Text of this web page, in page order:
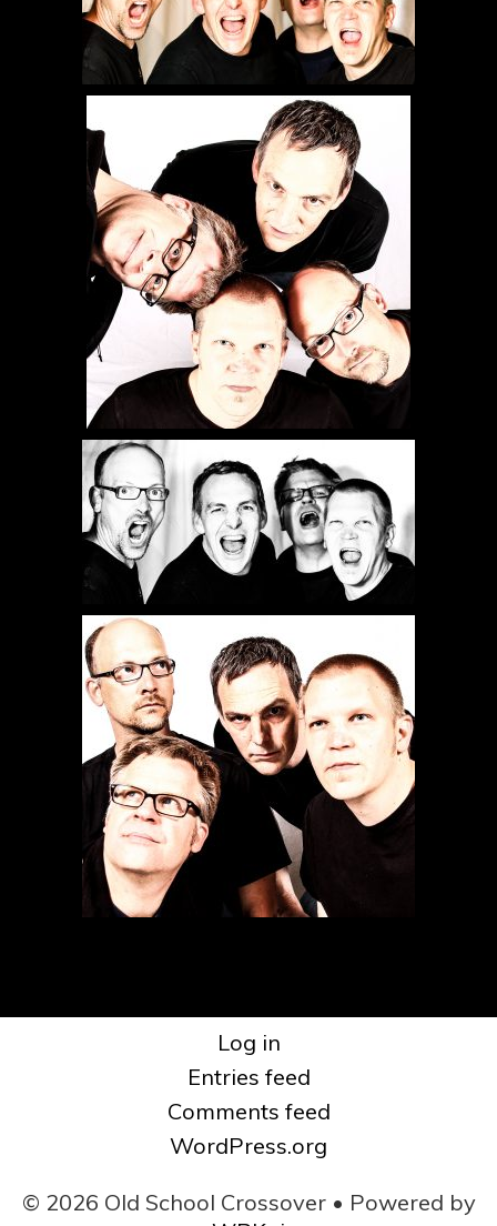
Log in
Entries feed
Comments feed
WordPress.org
© 2026 Old School Crossover• Powered by